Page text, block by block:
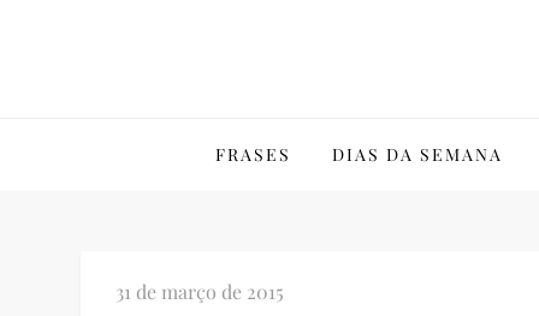
FRASES DIAS DA SEMANA